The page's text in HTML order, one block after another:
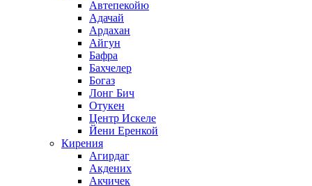
Автепекойю
Адачай
Ардахан
Айгун
Бафра
Бахчелер
Богаз
Лонг Бич
Отукен
Центр Искеле
Йени Еренкой
Кирения
Агирдаг
Акдених
Акчичек